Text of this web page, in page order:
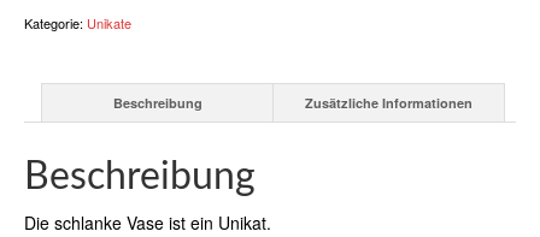
Kategorie: Unikate
Beschreibung Zusätzliche Informationen
Beschreibung
Die schlanke Vase ist ein Unikat.